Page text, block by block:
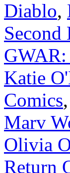
Diablo,
Second
Katie
Comics,
Marv
Olivia
Return